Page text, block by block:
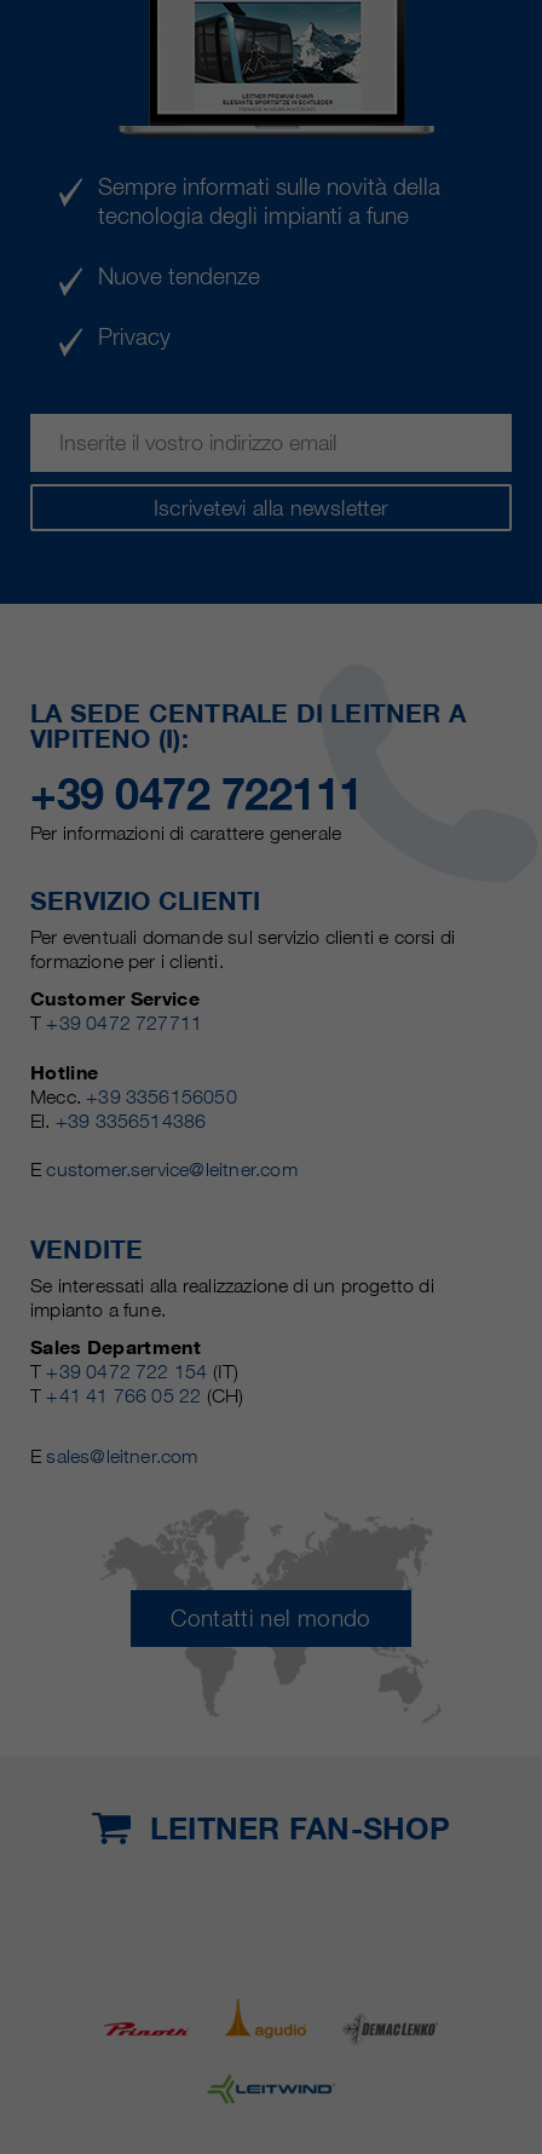
Iscrivetevi alla newsletter
Sempre informati sulle novità della
tecnologia degli impianti a fune
Nuove tendenze
Privacy
LA SEDE CENTRALE DI LEITNER A
VIPITENO (I):
+39 0472 722111
Per informazioni di carattere generale
SERVIZIO CLIENTI
Per eventuali domande sul servizio clienti e corsi di
formazione per i clienti.
Customer Service
T +39 0472 727711
Hotline
Mecc. +39 3356156050
El. +39 3356514386
Ecustomer.service@leitner.com
VENDITE
Se interessati alla realizzazione di un progetto di
impianto a fune.
Sales Department
T +39 0472 722 154 (IT)
T +41 41 766 05 22 (CH)
Esales@leitner.com
Contatti nel mondo
LEITNER FAN-SHOP